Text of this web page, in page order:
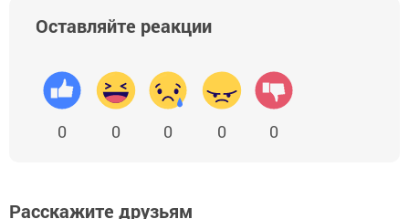
Оставляйте реакции
0 0 0 0 0
Расскажите друзьям